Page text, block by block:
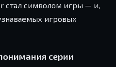
стал символом игры — и,
игровых
серии